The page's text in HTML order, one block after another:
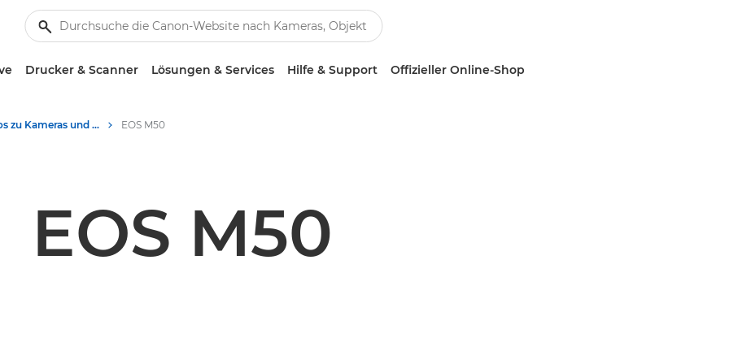
Drucker & Scanner Lösungen & Services Hilfe & Support Offizieller Online-Shop
Produktotos zu Kameras und Zubehör - Canon Presse Center EOS M50
EOS M50